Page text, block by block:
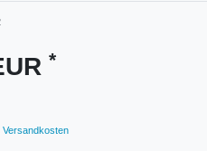
*
Versandkosten